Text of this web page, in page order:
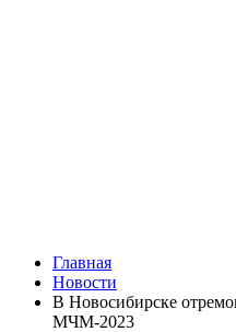
Главная
Новости
В Новосибирске
МЧМ-2023